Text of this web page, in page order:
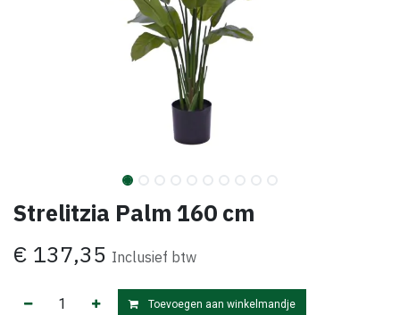
Strelitzia Palm 160 cm
€ 137,35 Inclusief btw
Toevoegen aan winkelmandje